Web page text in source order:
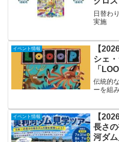
り」
日替わ
実施
イベント情報
【
シェ
「
伝統的
ーを組
イベント情報
【
長さ
河ダム